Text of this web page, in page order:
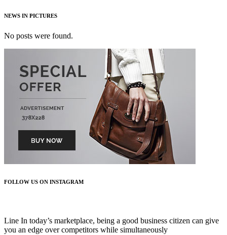
NEWS IN PICTURES
No posts were found.
FOLLOW US ON INSTAGRAM
Line In today’s marketplace, being a good business citizen can give
you an edge over competitors while simultaneously